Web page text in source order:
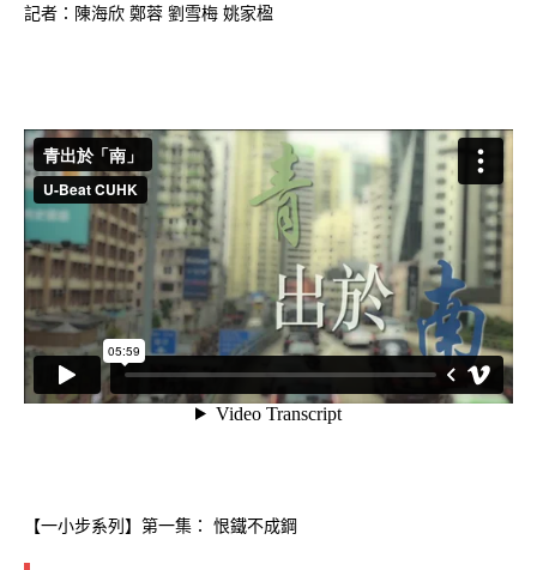
記者：陳海欣 鄭蓉 劉雪梅 姚家楹
【一小步系列】第一集： 恨鐵不成鋼